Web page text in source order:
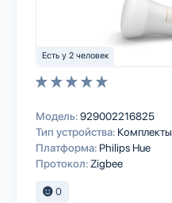
Есть у 2 человек
Модель:929002216825
Тип устройства: Комплекты
Платформа: Philips Hue
Протокол: Zigbee
0